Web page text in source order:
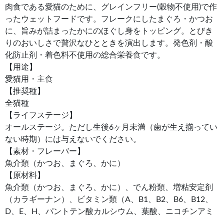
肉食である愛猫のために、グレインフリー(穀物不使用)で作
ったウェットフードです。フレークにしたまぐろ・かつお
に、旨みが詰まったかにのほぐし身をトッピング。とびき
りのおいしさで贅沢なひとときを演出します。発色剤・酸
化防止剤・着色料不使用の総合栄養食です。
【用途】
愛猫用・主食
【推奨種】
全猫種
【ライフステージ】
オールステージ。ただし生後6ヶ月未満（歯が生え揃ってい
ない時期）には与えないでください。
【素材・フレーバー】
魚介類（かつお、まぐろ、かに）
【原材料】
魚介類（かつお、まぐろ、かに）、でん粉類、増粘安定剤
（カラギーナン）、ビタミン類（A、B1、B2、B6、B12、
D、E、H、パントテン酸カルシウム、葉酸、ニコチンアミ